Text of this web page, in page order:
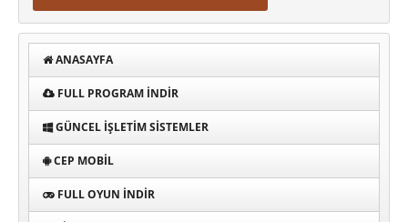
ANASAYFA
FULL PROGRAM INDIR
GÜNCEL İŞLETIM SISTEMLER
CEP MOBIL
FULL OYUN İNDIR